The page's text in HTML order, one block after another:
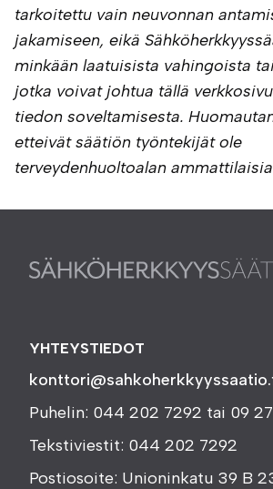
tarkoitettu vain neuvonnan
jakamiseen, eikä
minkään laatuisista vahingoista
jotka voivat johtua tällä
tiedon soveltamisesta.
etteivät säätiön työntekijät ole
terveydenhuoltoalan
YHTEYSTIEDOT
Puhelin: 044 202 7292 tai 09
Tekstiviestit: 044 202 7292
Postiosoite: Unioninkatu 39 B